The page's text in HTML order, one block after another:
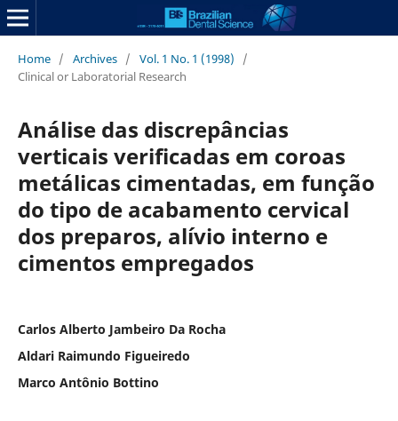
Home / Archives / Vol. 1 No. 1 (1998)
/
Clinical or Laboratorial Research
Análise das discrepâncias
verticais verificadas em coroas
metálicas cimentadas, em função
do tipo de acabamento cervical
dos preparos, alívio interno e
cimentos empregados
Carlos Alberto Jambeiro Da Rocha
Aldari Raimundo Figueiredo
Marco Antônio Bottino